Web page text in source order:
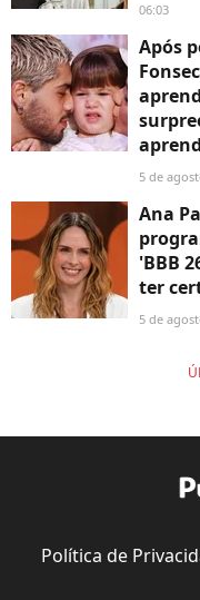
06:03
Após
5 de
Ana
'BBB
ter
5 de
Política de